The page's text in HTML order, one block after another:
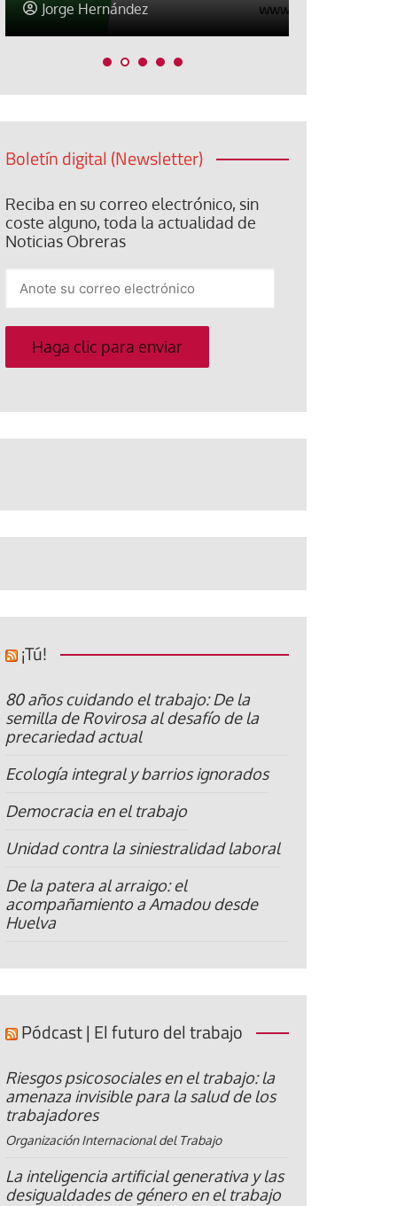
Jorge Hernández
Boletín digital (Newsletter)
Reciba en su correo electrónico, sin
coste alguno, toda la actualidad de
Noticias Obreras
su
correo
electrónico
Haga clic para enviar
¡Tú!
80 años cuidando el trabajo: De la
semilla de Rovirosa al desafío de la
precariedad actual
Ecología integral y barrios ignorados
Democracia en el trabajo
Unidad contra la siniestralidad laboral
De la patera al arraigo: el
acompañamiento a Amadou desde
Huelva
Pódcast | El futuro del trabajo
Riesgos psicosociales en el trabajo: la
amenaza invisible para la salud de los
trabajadores
Organización Internacional del Trabajo
La inteligencia artificial generativa y las
desigualdades de género en el trabajo